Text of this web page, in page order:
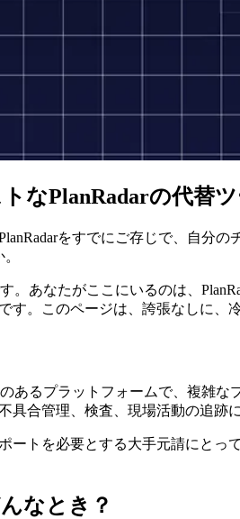
なPlanRadarの代替
をすでにご存じで、自分
。あなたがここにいるのは、
。このページは、誇張なしに、
あるプラットフォームで、複雑
合管理、検査、現場活動の追跡
トを必要とする大手元請にと
なとき？